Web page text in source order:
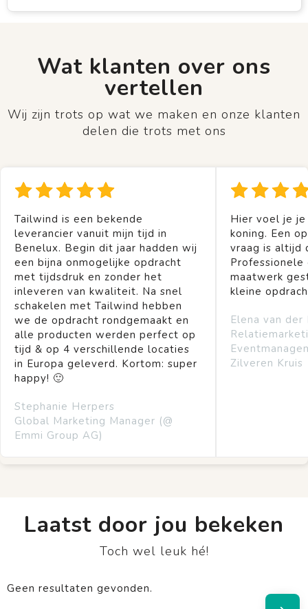
Wat klanten over ons
vertellen
Wij zijn trots op wat we maken en onze klanten
delen die trots met ons
Tailwind is een bekende
leverancier vanuit mijn tijd in
Benelux. Begin dit jaar hadden wij
een bijna onmogelijke opdracht
met tijdsdruk en zonder het
inleveren van kwaliteit. Na snel
schakelen met Tailwind hebben
we de opdracht rondgemaakt en
alle producten werden perfect op
tijd & op 4 verschillende locaties
in Europa geleverd. Kortom: super
happy! 🙂
Stephanie Herpers
Global Marketing Manager (@
Emmi Group AG)
Hier voel je
koning. Een
vraag is altijd
Professionele
maatwerk
kleine
Elena van der
Zilveren Kruis
Laatst door jou bekeken
Toch wel leuk hé!
Geen resultaten gevonden.